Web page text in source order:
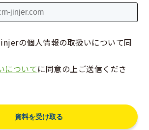
の個人情報の取扱いについて同
についてに同意の上ご送信くださ